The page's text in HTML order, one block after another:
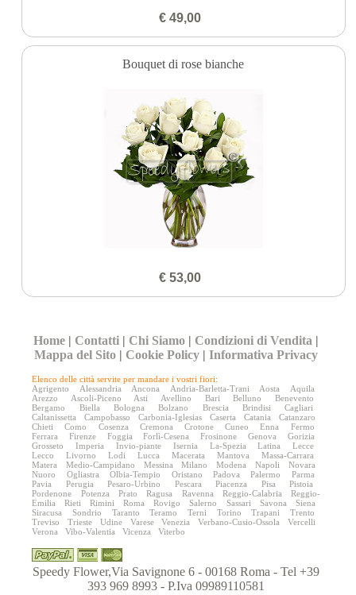
€ 49,00
Bouquet di rose bianche
€ 53,00
Home | Contatti | Chi Siamo | Condizioni di Vendita |
Mappa del Sito | Cookie Policy |Informativa Privacy
Elenco delle città servite per mandare i vostri fiori:
Agrigento
Alessandria Ancona Andria-Barletta-Trani Aosta
Aquila
Arezzo
Ascoli-Piceno Asti Avellino Bari Belluno
Benevento
Bergamo
Biella Bologna Bolzano Brescia Brindisi
Cagliari
Caltanissetta
Campobasso Carbonia-Iglesias Caserta Catania
Catanzaro
Chieti
Como Cosenza Cremona Crotone Cuneo Enna
Fermo
Ferrara
Firenze Foggia Forlì-Cesena Frosinone Genova
Gorizia
Grosseto
Imperia Invio-piante Isernia La-Spezia Latina
Lecce
Lecco
Livorno Lodi Lucca Macerata Mantova
Massa-Carrara
Matera
Medio-Campidano Messina Milano Modena Napoli
Novara
Nuoro
Ogliastra Olbia-Tempio Oristano Padova Palermo
Parma
Pavia
Perugia Pesaro-Urbino Pescara Piacenza Pisa
Pistoia
Pordenone
Potenza Prato Ragusa Ravenna Reggio-Calabria
Reggio-
Emilia
Rieti Rimini Roma Rovigo Salerno Sassari Savona
Siena
Siracusa
Sondrio Taranto Teramo Terni Torino Trapani
Trento
Treviso
Trieste Udine Varese Venezia Verbano-Cusio-Ossola
Vercelli
Verona
Vibo-Valentia Vicenza Viterbo
Speedy Flower,Via Savignone 6 - 00168 Roma - Tel +39
393 969 8993 - P.Iva 09989110581